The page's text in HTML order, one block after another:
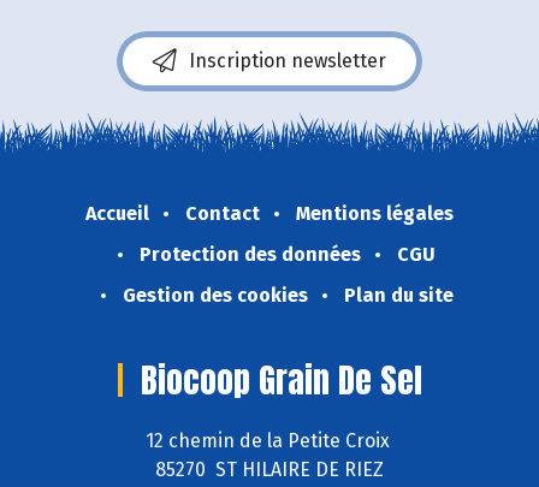
Inscription newsletter
Accueil Contact
Mentions légales
Protection des données
CGU
Gestion des cookies
Plan du site
Biocoop Grain De Sel
12 chemin de la Petite Croix
85270 ST HILAIRE DE RIEZ